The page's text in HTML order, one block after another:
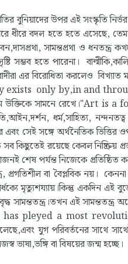
বুনিয়াদের উপর এই সংস্কৃতি
ধীরে বদল হতে হতে এসেছে,
সামন্তপ্রথা ও ধনতন্ত্র
সম্ভব হতে পারেনা।
এর বিরোধিতা করলেও
exists only by,in and
উক্তিকে সামনে রেখে।"Art is
ধর্ম,সাহিত্য, নন্দনতত্ব
সেই সঙ্গে অর্থনৈতিক ভিত্তির
কিছুতেই রয়েছে কেবল নিষ্ক্রিয়
শেষ পর্যন্ত নিজেকে প্রতিষ্ঠিত
প্রগতিশীল বা বৈপ্লবিক নয়।
মৃত্যুশয্যায়।কিন্তু একদিন এই
সামন্ততন্ত্র।তখন এই
pleyed a most
যুগ পরিবর্তনের সাথে
ভাষা,ভঙ্গি বা বিষয়ের জন্ম হচ্ছে।